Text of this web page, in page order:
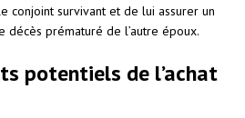
conjoint survivant et de lui assurer un
décès prématuré de l’autre époux.
potentiels de l’achat